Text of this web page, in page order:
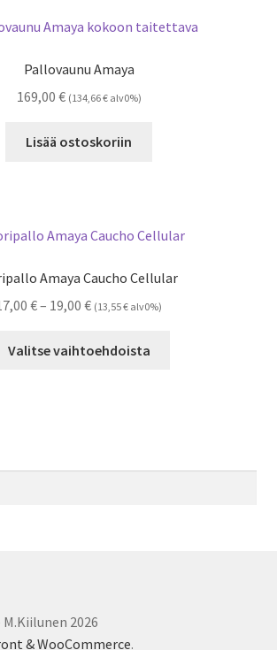
Pallovaunu Amaya
169,00 € (134,66€alv0%)
Lisää ostoskoriin
Amaya Caucho Cellular
€– 19,00 €Hintaluokka:
-
(13,55€ alv0%)
Valitse vaihtoehdoista
tehdä
2026
& WooCommerce.